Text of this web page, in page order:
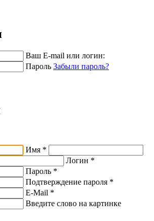
Ваш E-mail или логин:
Пароль Забыли пароль?
Имя *
Логин *
Пароль *
Подтверждение пароля *
E-Mail *
Введите слово на картинке